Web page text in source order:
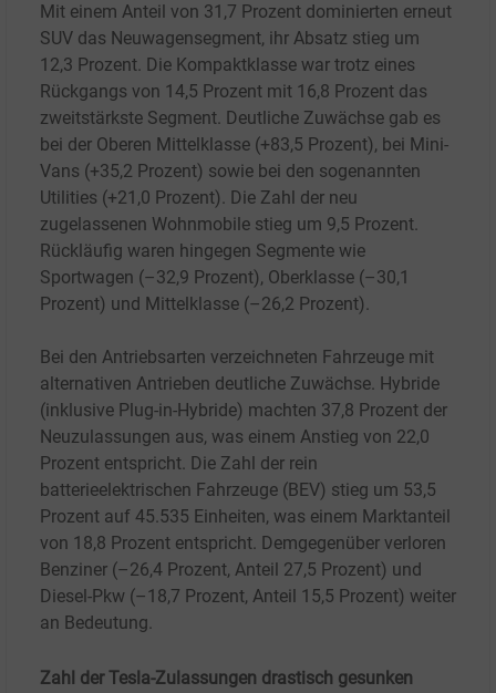
Mit einem Anteil von 31,7 Prozent dominierten erneut
SUV das Neuwagensegment, ihr Absatz stieg um
12,3 Prozent. Die Kompaktklasse war trotz eines
Rückgangs von 14,5 Prozent mit 16,8 Prozent das
zweitstärkste Segment. Deutliche Zuwächse gab es
bei der Oberen Mittelklasse (+83,5 Prozent), bei Mini-
Vans (+35,2 Prozent) sowie bei den sogenannten
Utilities (+21,0 Prozent). Die Zahl der neu
zugelassenen Wohnmobile stieg um 9,5 Prozent.
Rückläufig waren hingegen Segmente wie
Sportwagen (–32,9 Prozent), Oberklasse (–30,1
Prozent) und Mittelklasse (–26,2 Prozent).
Bei den Antriebsarten verzeichneten Fahrzeuge mit
alternativen Antrieben deutliche Zuwächse. Hybride
(inklusive Plug-in-Hybride) machten 37,8 Prozent der
Neuzulassungen aus, was einem Anstieg von 22,0
Prozent entspricht. Die Zahl der rein
batterieelektrischen Fahrzeuge (BEV) stieg um 53,5
Prozent auf 45.535 Einheiten, was einem Marktanteil
von 18,8 Prozent entspricht. Demgegenüber verloren
Benziner (–26,4 Prozent, Anteil 27,5 Prozent) und
Diesel-Pkw (–18,7 Prozent, Anteil 15,5 Prozent) weiter
an Bedeutung.
Zahl der Tesla-Zulassungen drastisch gesunken